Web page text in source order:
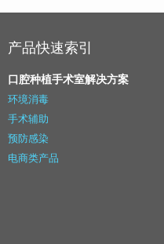
产品快速索引
口腔种植手术室解决方案
环境消毒
手术辅助
预防感染
电商类产品